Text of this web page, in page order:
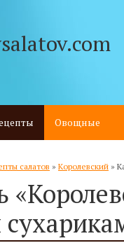
Овощные
салатов » Королевский »